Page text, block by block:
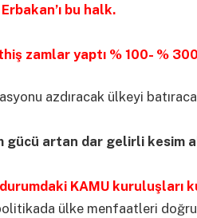
bu halk.
zamlar yaptı % 100- %
azdıracak ülkeyi
gücü artan dar gelirli kesim
KAMU kuruluşları
ülke menfaatleri